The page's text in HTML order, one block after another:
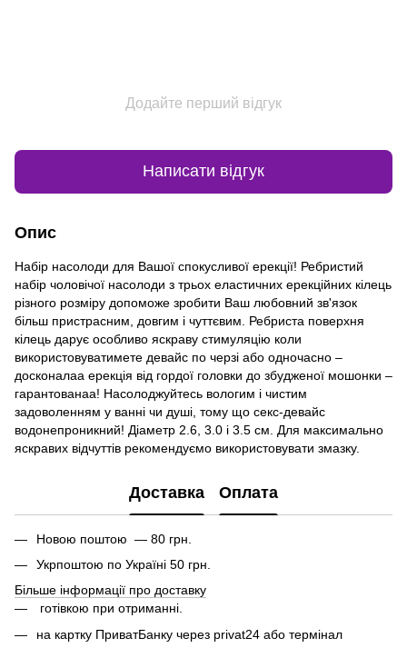
Додайте перший відгук
Написати відгук
Опис
Набір насолоди для Вашої спокусливої ​​ерекції! Ребристий
набір чоловічої насолоди з трьох еластичних ерекційних кілець
різного розміру допоможе зробити Ваш любовний зв'язок
більш пристрасним, довгим і чуттєвим. Ребриста поверхня
кілець дарує особливо яскраву стимуляцію коли
використовуватимете девайс по черзі або одночасно –
досконалаа ерекція від гордої головки до збудженої мошонки –
гарантованаа! Насолоджуйтесь вологим і чистим
задоволенням у ванні чи душі, тому що секс-девайс
водонепроникний! Діаметр 2.6, 3.0 і 3.5 см. Для максимально
яскравих відчуттів рекомендуємо використовувати змазку.
Доставка Оплата
Новою поштою — 80 грн.
Укрпоштою по Україні 50 грн.
Більше інформації про доставку
готівкою при отриманні.
на картку ПриватБанку через privat24 або термінал